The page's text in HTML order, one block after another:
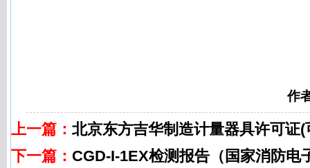
作
上一篇： 北京东方吉华制造计量器具许可证
下一篇： CGD-I-1EX检测报告（国家消防电